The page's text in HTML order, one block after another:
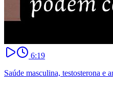
6:19
Saúde masculina, testosterona e